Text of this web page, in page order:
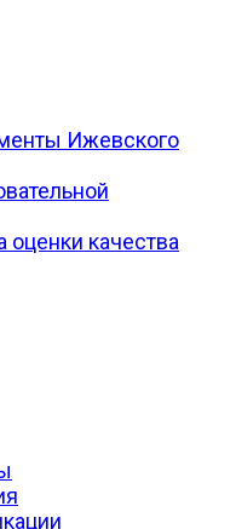
Ижевского
оценки качества